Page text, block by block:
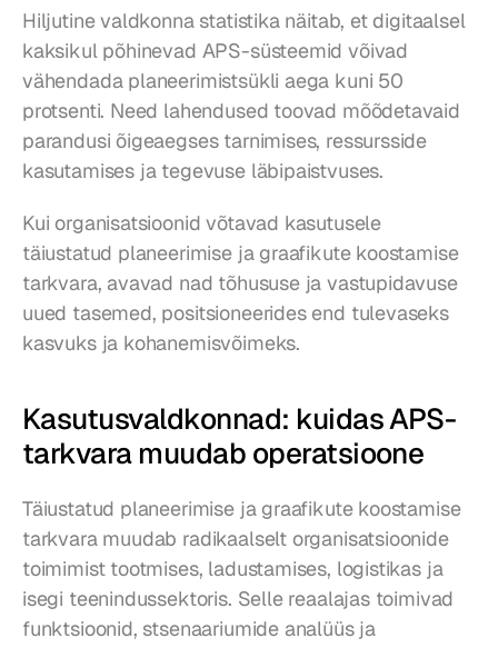
Hiljutine valdkonna statistika näitab, et digitaalsel
kaksikul põhinevad APS-süsteemid võivad
vähendada planeerimistsükli aega kuni 50
protsenti. Need lahendused toovad mõõdetavaid
parandusi õigeaegses tarnimises, ressursside
kasutamises ja tegevuse läbipaistvuses.
Kui organisatsioonid võtavad kasutusele
täiustatud planeerimise ja graafikute koostamise
tarkvara, avavad nad tõhususe ja vastupidavuse
uued tasemed, positsioneerides end tulevaseks
kasvuks ja kohanemisvõimeks.
Kasutusvaldkonnad: kuidas APS-
tarkvara muudab operatsioone
Täiustatud planeerimise ja graafikute koostamise
tarkvara muudab radikaalselt organisatsioonide
toimimist tootmises, ladustamises, logistikas ja
isegi teenindussektoris. Selle reaalajas toimivad
funktsioonid, stsenaariumide analüüs ja